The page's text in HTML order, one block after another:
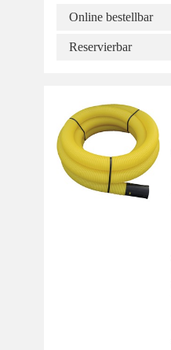
Online bestellbar
Reservierbar